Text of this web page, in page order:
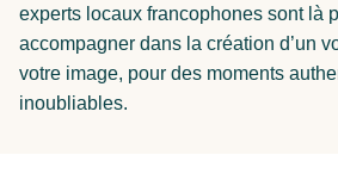
experts locaux francophones sont là
accompagner dans la création d’un
votre image, pour des moments
inoubliables.